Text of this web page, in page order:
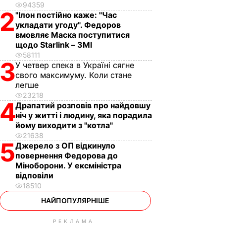
94359
2"Ілон постійно каже: "Час
укладати угоду". Федоров
вмовляє Маска поступитися
щодо Starlink – ЗМІ
58111
3У четвер спека в Україні сягне
свого максимуму. Коли стане
легше
23218
4Драпатий розповів про найдовшу
ніч у житті і людину, яка порадила
йому виходити з "котла"
21638
5Джерело з ОП відкинуло
повернення Федорова до
Міноборони. У ексміністра
відповіли
18510
НАЙПОПУЛЯРНІШЕ
РЕКЛАМА